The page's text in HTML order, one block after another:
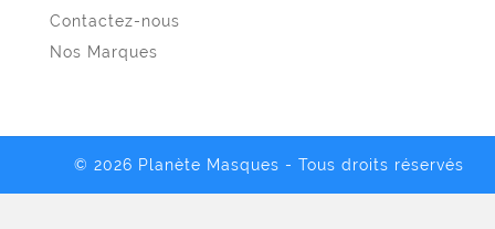
Contactez-nous
Nos Marques
© 2026 Planète Masques - Tous droits réservés